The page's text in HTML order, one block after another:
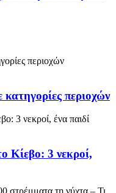
περιοχών
Κίεβο: 3 νεκροί,